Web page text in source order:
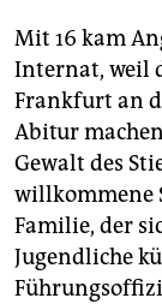
Mit 16 kam
Internat, weil
Frankfurt an
Abitur
Gewalt des
willkommene
Familie, der
Jugendliche